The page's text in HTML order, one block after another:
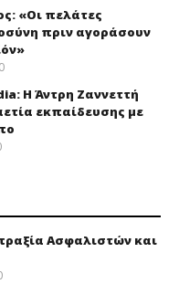
«Οι πελάτες
πριν αγοράσουν
0
Η Άντρη Ζαννεττή
εκπαίδευσης με
Ασφαλιστών και